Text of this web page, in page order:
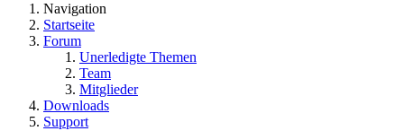
Navigation
Startseite
Forum
Unerledigte Themen
Team
Mitglieder
Downloads
Support